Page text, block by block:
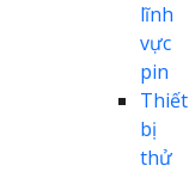
lĩnh
vực
pin
Thiết
bị
thử